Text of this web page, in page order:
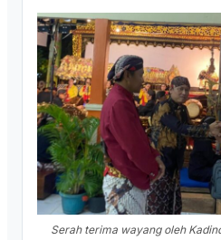
Serah terima wayang oleh